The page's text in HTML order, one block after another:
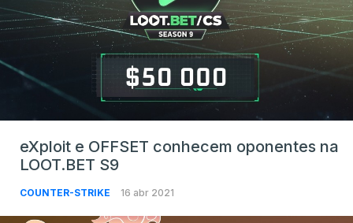
eXploit e OFFSET conhecem oponentes na
LOOT.BET S9
COUNTER-STRIKE 16 abr 2021